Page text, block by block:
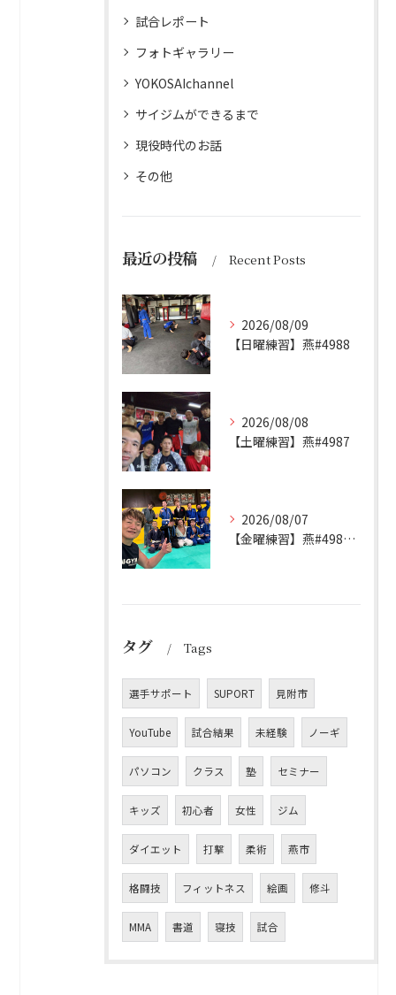
試合レポート
フォトギャラリー
YOKOSAIchannel
サイジムができるまで
現役時代のお話
その他
最近の投稿 Recent Posts
2026/08/09
【日曜練習】燕#4988
2026/08/08
【土曜練習】燕#4987
2026/08/07
【金曜練習】燕#4986見附#493
タグ Tags
選手サポート SUPORT 見附市
YouTube 試合結果 未経験 ノーギ
パソコン クラス 塾 セミナー
キッズ 初心者 女性 ジム
ダイエット 打撃 柔術 燕市
格闘技 フィットネス 絵画 修斗
MMA 書道 寝技 試合